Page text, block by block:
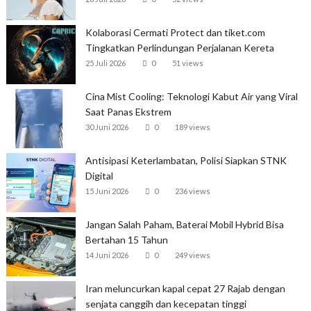
Kolaborasi Cermati Protect dan tiket.com
Tingkatkan Perlindungan Perjalanan Kereta
25 Juli 2026 0 51 views
Cina Mist Cooling: Teknologi Kabut Air yang Viral
Saat Panas Ekstrem
30 Juni 2026 0 189 views
Antisipasi Keterlambatan, Polisi Siapkan STNK
Digital
15 Juni 2026 0 236 views
Jangan Salah Paham, Baterai Mobil Hybrid Bisa
Bertahan 15 Tahun
14 Juni 2026 0 249 views
Iran meluncurkan kapal cepat 27 Rajab dengan
senjata canggih dan kecepatan tinggi